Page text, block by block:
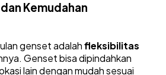
Kemudahan
genset adalahfleksibilitas
Genset bisa dipindahkan
lain dengan mudah sesuai